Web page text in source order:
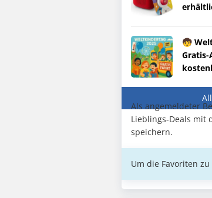
🧒
Als angemeldeter
Lieblings-Deals mit
speichern.
Um die Favoriten